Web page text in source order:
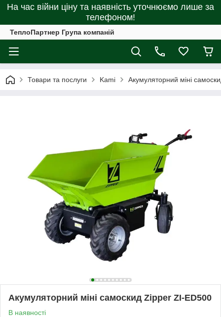
На час війни ціну та наявність уточнюємо лише за
телефоном!
ТеплоПартнер Група компаній
Товари та послуги Kami Акумуляторний міні
Акумуляторний міні самоскид Zipper ZI-ED500
В наявності